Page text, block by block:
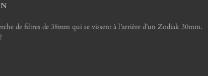
de filtres de 38mm qui se vissent à l’arrière d’un Zodiak 30mm.